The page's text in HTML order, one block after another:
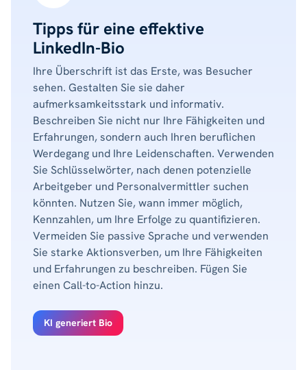
Tipps für eine effektive
LinkedIn-Bio
Ihre Überschrift ist das Erste, was Besucher
sehen. Gestalten Sie sie daher
aufmerksamkeitsstark und informativ.
Beschreiben Sie nicht nur Ihre Fähigkeiten und
Erfahrungen, sondern auch Ihren beruflichen
Werdegang und Ihre Leidenschaften. Verwenden
Sie Schlüsselwörter, nach denen potenzielle
Arbeitgeber und Personalvermittler suchen
könnten. Nutzen Sie, wann immer möglich,
Kennzahlen, um Ihre Erfolge zu quantifizieren.
Vermeiden Sie passive Sprache und verwenden
Sie starke Aktionsverben, um Ihre Fähigkeiten
und Erfahrungen zu beschreiben. Fügen Sie
einen Call-to-Action hinzu.
KI generiert Bio